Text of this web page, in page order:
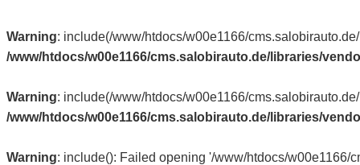
Warning: include(/www/htdocs/w00e1166/
/www/htdocs/w00e1166/cms.salobirauto.de/libraries/
Warning: include(/www/htdocs/w00e1166/
/www/htdocs/w00e1166/cms.salobirauto.de/libraries/
Warning: include(): Failed opening '/www/htdocs/w00e1166/